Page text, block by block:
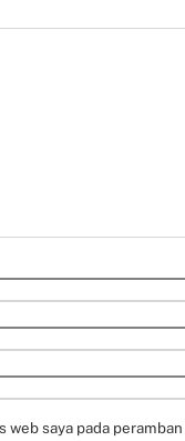
web saya pada